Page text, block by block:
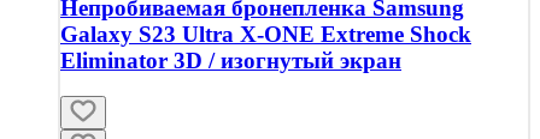
Непробиваемая бронепленка Samsung
Galaxy S23 Ultra X-ONE Extreme Shock
Eliminator 3D / изогнутый экран